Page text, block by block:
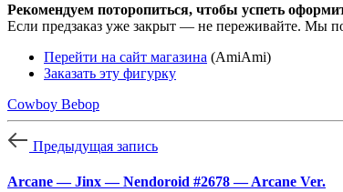
Рекомендуем поторопиться, чтобы успеть
Если предзаказ уже закрыт — не переживайте. Мы
Перейти на сайт магазина (AmiAmi)
Заказать эту фигурку
Cowboy Bebop
Предыдущая запись
Arcane — Jinx — Nendoroid #2678 — Arcane Ver.